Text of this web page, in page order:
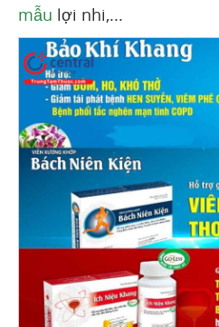
mẫu lợi nhi,...